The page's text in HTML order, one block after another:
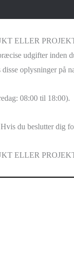
ELLER
udgifter
oplysninger på
08:00 til 18:00).
du beslutter dig
ELLER